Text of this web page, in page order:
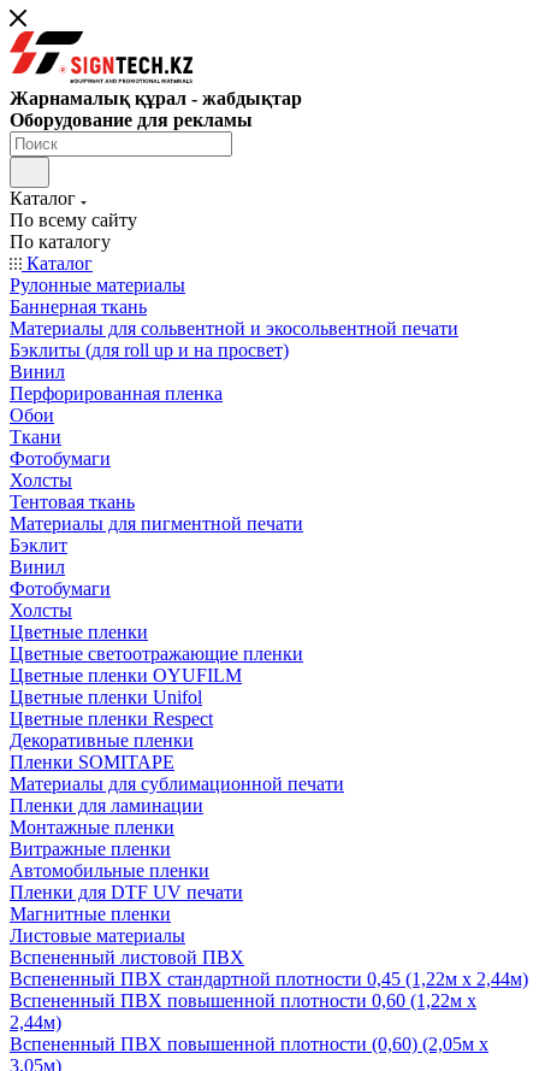
Жарнамалық құрал - жабдықтар
Оборудование для рекламы
Каталог
По всему сайту
По каталогу
Каталог
Рулонные материалы
Баннерная ткань
Материалы для сольвентной и экосольвентной печати
Бэклиты (для roll up и на просвет)
Винил
Перфорированная пленка
Обои
Ткани
Фотобумаги
Холсты
Тентовая ткань
Материалы для пигментной печати
Бэклит
Винил
Фотобумаги
Холсты
Цветные пленки
Цветные светоотражающие пленки
Цветные пленки OYUFILM
Цветные пленки Unifol
Цветные пленки Respect
Декоративные пленки
Пленки SOMITAPE
Материалы для сублимационной печати
Пленки для ламинации
Монтажные пленки
Витражные пленки
Автомобильные пленки
Пленки для DTF UV печати
Магнитные пленки
Листовые материалы
Вспененный листовой ПВХ
Вспененный ПВХ стандартной плотности 0,45 (1,22м х 2,44м)
Вспененный ПВХ повышенной плотности 0,60 (1,22м х
2,44м)
Вспененный ПВХ повышенной плотности (0,60) (2,05м х
3,05м)